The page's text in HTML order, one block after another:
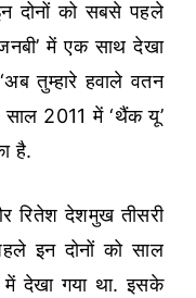
दोनों को सबसे पहले
में एक साथ देखा
तुम्हारे हवाले वतन
साल 2011 में ‘थैंक यू’
है.
रितेश देशमुख तीसरी
इन दोनों को साल
में देखा गया था. इसके